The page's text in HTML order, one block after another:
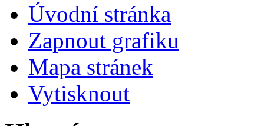
Úvodní stránka
Zapnout grafiku
Mapa stránek
Vytisknout